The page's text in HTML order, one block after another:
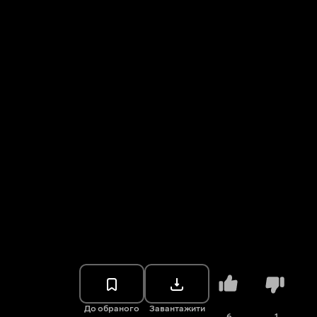
До обраного Завантажити